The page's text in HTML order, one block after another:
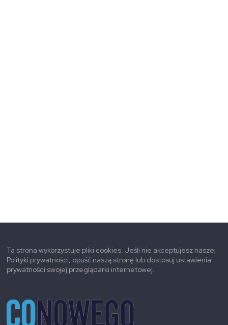
Ta strona wykorzystuje pliki cookies. Jeśli nie akceptujesz naszej
Polityki prywatności, opuść naszą stronę lub dostosuj ustawienia
prywatności swojej przeglądarki internetowej.